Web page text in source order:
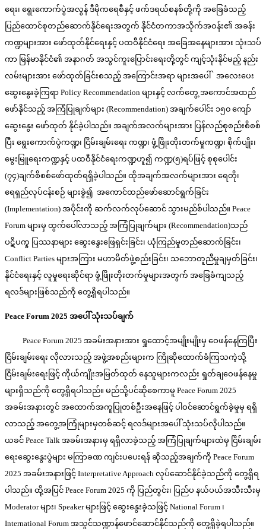
ရေး၊ ရွေးကောက်ပွဲအလွန် ဒီမိုကရေစီနှင့် ဖက်ဒရယ်စနစ်တို့ကို အခြေခံသည့်
ပြည်ထောင်စုတည်ဆောက်နိုင်ရေးအတွက် နိုင်ငံတကာအသိုက်အဝန်း၏ အခန်း
ကဏ္ဍများအား ဖော်ထုတ်နိုင်ရေးနှင့် ပထဝီနိုင်ငံရေး အခြေအနေများအား သုံးသပ်
ကာ မြန်မာနိုင်ငံ၏ အနာဂတ် အသွင်ကူးပြောင်းရေးတို့တွင် ကျင့်သုံးနိုင်မည့် နည်း
လမ်းများအား ဖော်ထုတ်ခြင်းစသည့် အကြောင်းအရာ များအပေါ် အလေးပေး
ဆွေးနွေးခဲ့ကြရာ Policy Recommendation များနှင့် လက်တွေ့ အကောင်အထည်
ဖော်နိုင်သည့် အကြံပြုချက်များ (Recommendation) အချက်ပေါင်း ၁၅၀ ကျော်
ဆွေးနွေး ဖော်ထုတ် နိုင်ခဲ့ပါသည်။ အချက်အလက်များအား ပြန်လည်စုစည်းစိစစ်
ပြီး ရွေးကောက်ပွဲကဏ္ဍ၊ ငြိမ်းချမ်းရေး ကဏ္ဍ၊ ဖွံ့ဖြိုးတိုးတက်မှုကဏ္ဍ၊ စိုက်ပျိုး၊
မွေးမြူရေးကဏ္ဍနှင့် ပထဝီနိုင်ငံရေးကဏ္ဍဟူ၍ ကဏ္ဍ(၅)ရပ်ဖြင့် စုစုပေါင်း
(၇၄)ချက်စိစစ်ဖော်ထုတ်ရရှိခဲ့ပါသည်။ ထိုအချက်အလက်များအား ရေတို၊
ရေရှည်လုပ်ငန်းစဉ် များခွဲ၍ အကောင်ထည်ဖော်ဆောင်ရွက်ခြင်း
(Implementation) အပိုင်းကို ဆက်လက်လုပ်ဆောင် သွားမည်စ်ပါသည်။ Peace
Forum များမှ ထွက်ပေါ်လာသည့် အကြံပြုချက်များ (Recommendation)သည်
ပဋိပက္ခ ပြဿနာများ ဆွေးနွေးဖြေရှင်းခြင်း၊ ယုံကြည်မှုတည်ဆောက်ခြင်း၊
Conflict Parties များအကြား မဟာမိတ်ဖွဲ့စည်းခြင်း၊ သဘောတူညီမှုချမှတ်ခြင်း၊
နိုင်ငံရေးနှင့် လူမှုရေးဆိုင်ရာ ဖွံ့ဖြိုးတိုးတက်မှုများအတွက် အခြေခံကျသည့်
ရလဒ်များဖြစ်သည်ကို တွေ့ရှိရပါသည်။
Peace Forum 2025 အပေါ် သုံးသပ်ချက်
Peace Forum 2025 အခမ်းအနားအား ရှုထောင့်အမျိုးမျိုးမှ ဝေဖန်နေကြပြီး
ငြိမ်းချမ်းရေး လိုလားသည့် အဖွဲ့အစည်းများက ကြိုဆိုထောက်ခံကြသကဲ့သို့
ငြိမ်းချမ်းရေးဖြင့် ကိုယ်ကျိုးအမြတ်ထုတ် နေသူများကလည်း ရှုတ်ချဝေဖန်နေမှု
များရှိသည်ကို တွေ့ရှိရပါသည်။ မည်သို့ပင်ဆိုစေကာမူ Peace Forum 2025
အခမ်းအနားတွင် အထောက်အကူပြုတစ်ဦးအနေဖြင့် ပါဝင်ဆောင်ရွက်ခဲ့မှုမှ ရရှိ
လာသည့် အတွေ့အကြုံများမှတစ်ဆင့် ရလဒ်များအပေါ် သုံးသပ်လိုပါသည်။
ယခင် Peace Talk အခမ်းအနားမှ ရရှိလာခဲ့သည့် အကြံပြုချက်များထဲမှ ငြိမ်းချမ်း
ရေးဆွေးနွေးပွဲများ မကြာခဏ ကျင်းပပေးရန် ဆိုသည့်အချက်ကို Peace Forum
2025 အခမ်းအနားဖြင့် Interpretative Approach လုပ်ဆောင်နိုင်ခဲ့သည်ကို တွေ့ရှိရ
ပါသည်။ ထို့အပြင် Peace Forum 2025 ကို ပြည်တွင်း၊ ပြည်ပ နယ်ပယ်အသီးသီးမှ
Moderator များ၊ Speaker များဖြင့် ဆွေးနွေးခဲ့သဖြင့် National Forum ၊
International Forum အသွင်သဏ္ဍာန်ဖောင်ဆောင်နိုင်သည်ကို တွေ့ရှိခဲ့ရပါသည်။